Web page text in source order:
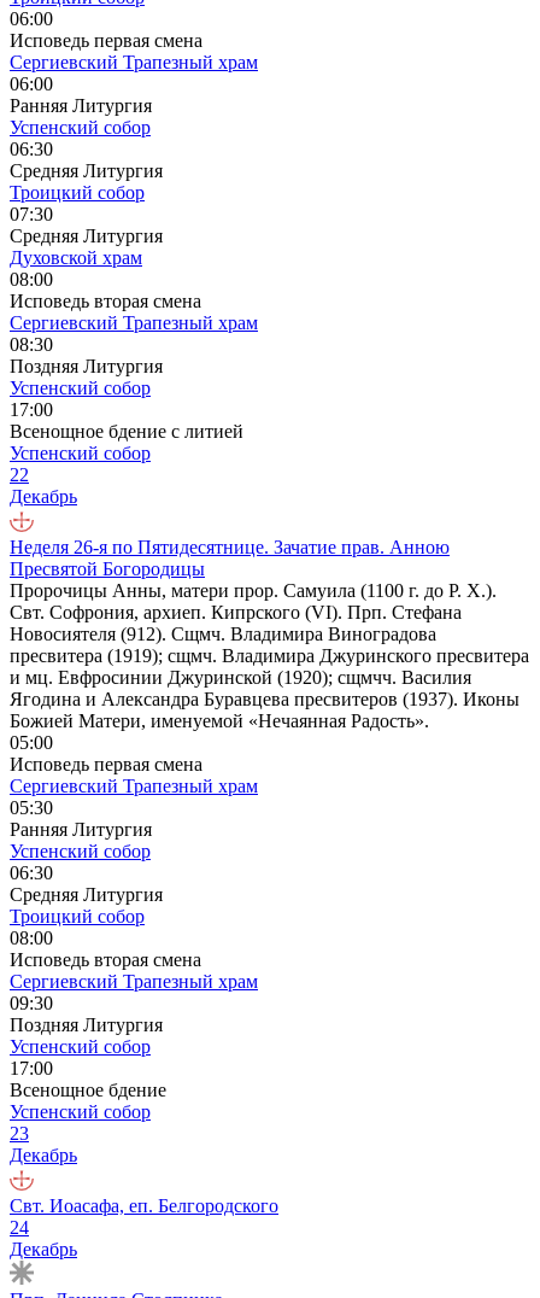
06:00
Исповедь первая смена
Сергиевский Трапезный храм
06:00
Ранняя Литургия
Успенский собор
06:30
Средняя Литургия
Троицкий собор
07:30
Средняя Литургия
Духовской храм
08:00
Исповедь вторая смена
Сергиевский Трапезный храм
08:30
Поздняя Литургия
Успенский собор
17:00
Всенощное бдение с литией
Успенский собор
22
Декабрь
Неделя 26-я по Пятидесятнице. Зачатие прав. Анною
Пресвятой Богородицы
Пророчицы Анны, матери прор. Самуила (1100 г. до Р. Х.).
Свт. Софрония, архиеп. Кипрского (VI). Прп. Стефана
Новосиятеля (912). Сщмч. Владимира Виноградова
пресвитера (1919); сщмч. Владимира Джуринского пресвитера
и мц. Евфросинии Джуринской (1920); сщмчч. Василия
Ягодина и Александра Буравцева пресвитеров (1937). Иконы
Божией Матери, именуемой «Нечаянная Радость».
05:00
Исповедь первая смена
Сергиевский Трапезный храм
05:30
Ранняя Литургия
Успенский собор
06:30
Средняя Литургия
Троицкий собор
08:00
Исповедь вторая смена
Сергиевский Трапезный храм
09:30
Поздняя Литургия
Успенский собор
17:00
Всенощное бдение
Успенский собор
23
Декабрь
Свт. Иоасафа, еп. Белгородского
24
Декабрь